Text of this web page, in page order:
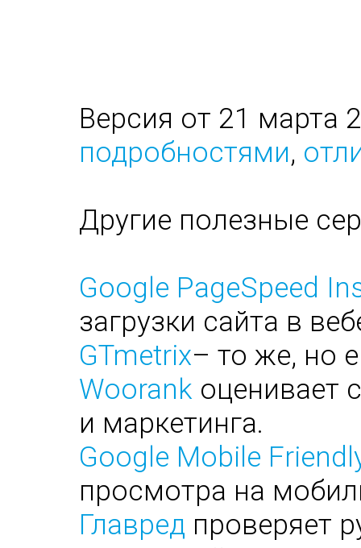
Версия от 21 марта
подробностями,
Другие полезные
Google PageSpeed
загрузки сайта в
GTmetrix– то же, но
Woorank оценивает
и маркетинга.
Google Mobile
просмотра на
Главред проверяет